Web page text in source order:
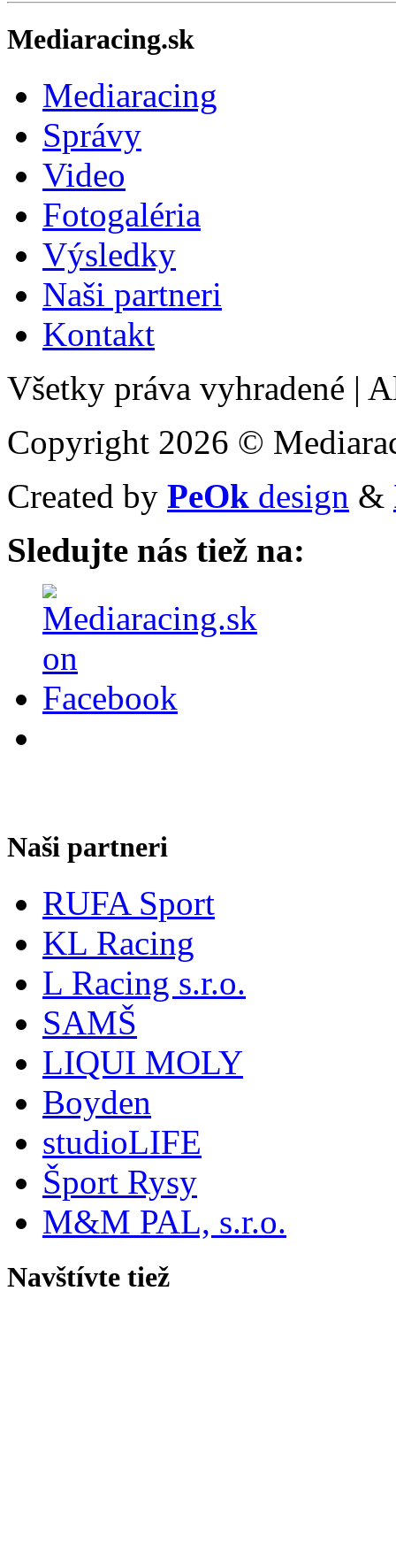
Mediaracing.sk
Mediaracing
Správy
Video
Fotogaléria
Výsledky
Naši partneri
Kontakt
Všetky práva vyhradené |
Copyright 2026 ©
Created by PeOk design &
Sledujte nás tiež na:
Naši partneri
RUFA Sport
KL Racing
L Racing s.r.o.
SAMŠ
LIQUI MOLY
Boyden
studioLIFE
Šport Rysy
M&M PAL, s.r.o.
Navštívte tiež